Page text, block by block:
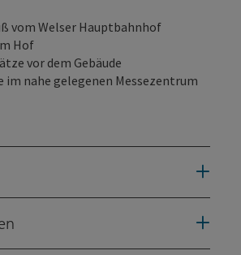
vom Welser Hauptbahnhof
Hof
vor dem Gebäude
nahe gelegenen Messezentrum